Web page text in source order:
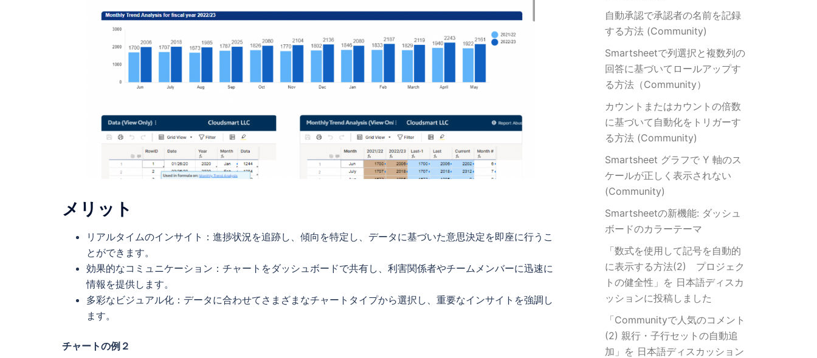
メリット
リアルタイムのインサイト：進捗状況を追跡し、傾向を特定し、データに基づいた意思決定を即座に行うこ
とができます。
効果的なコミュニケーション：チャートをダッシュボードで共有し、利害関係者やチームメンバーに迅速に
情報を提供します。
多彩なビジュアル化：データに合わせてさまざまなチャートタイプから選択し、重要なインサイトを強調し
ます。
チャートの例２
自動承認で承認者の名前を記録
する方法 (Community)
Smartsheetで列選択と複数列の
回答に基づいてロールアップす
る方法（Community）
カウントまたはカウントの倍数
に基づいて自動化をトリガーす
る方法 (Community)
Smartsheet グラフで Y 軸のス
ケールが正しく表示されない
(Community)
Smartsheetの新機能: ダッシュ
ボードのカラーテーマ
「数式を使用して記号を自動的
に表示する方法(2) プロジェク
トの健全性」を 日本語ディスカ
ッションに投稿しました
「Communityで人気のコメント
(2) 親行・子行セットの自動追
加」を 日本語ディスカッション